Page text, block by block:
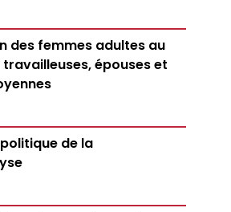
des femmes adultes au
travailleuses, épouses et
de la